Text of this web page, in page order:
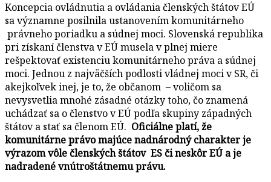
Koncepcia ovládnutia a ovládania členských štátov EÚ
sa významne posilnila ustanovením komunitárneho
právneho poriadku a súdnej moci. Slovenská republika
pri získaní členstva v EÚ musela v plnej miere
rešpektovať existenciu komunitárneho práva a súdnej
moci. Jednou z najväčších podlosti vládnej moci v SR, či
akejkoľvek inej, je to, že občanom – voličom sa
nevysvetlia mnohé zásadné otázky toho, čo znamená
uchádzať sa o členstvo v EÚ podľa skupiny západných
štátov a stať sa členom EÚ. Oficiálne platí, že
komunitárne právo majúce nadnárodný charakter je
výrazom vôle členských štátov ES či neskôr EÚ a je
nadradené vnútroštátnemu právu.